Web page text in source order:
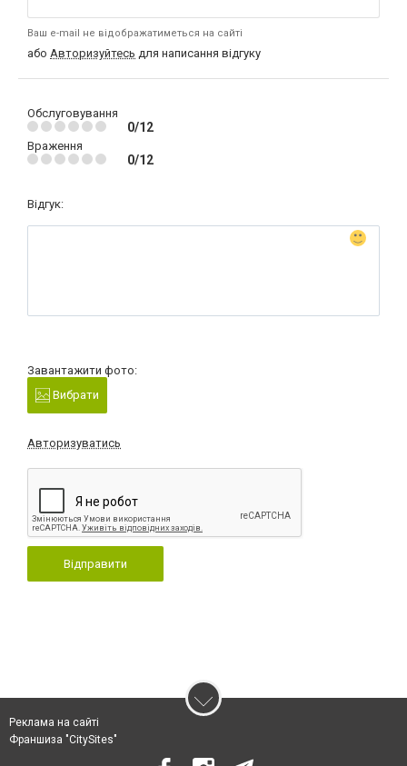
Ваш e-mail не відображатиметься на сайті
або Авторизуйтесь для написання відгуку
Обслуговування
0/12
Враження
0/12
Відгук:
Завантажити фото:
Вибрати
Авторизуватись
Відправити
Реклама на сайті
Франшиза "CitySites"